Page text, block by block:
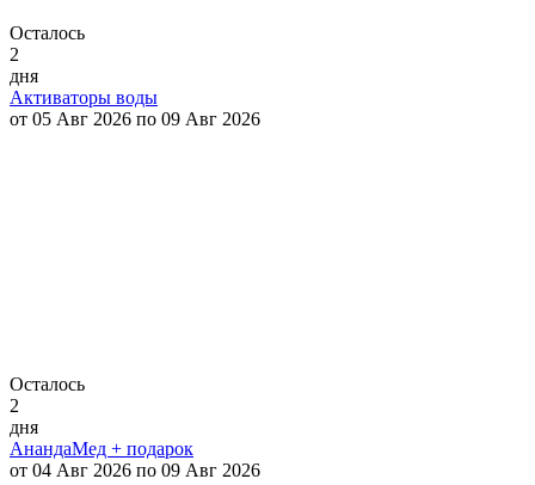
Осталось
2
дня
Активаторы воды
от 05 Авг 2026 по 09 Авг 2026
Осталось
2
дня
АнандаМед + подарок
от 04 Авг 2026 по 09 Авг 2026